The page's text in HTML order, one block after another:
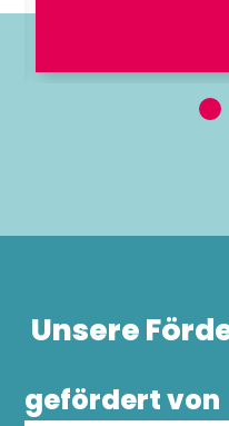
Unsere
gefördert von